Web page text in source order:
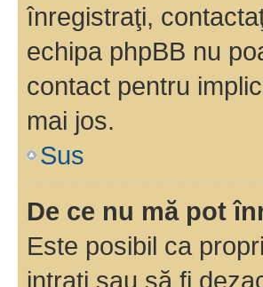
înregistraţi,
echipa phpBB nu
contact pentru
mai jos.
Sus
De ce nu mă pot
Este posibil ca
intraţi sau să fi